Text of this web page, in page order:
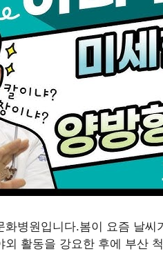
화병원입니다.봄이 요즘 날
활동을 강요한 후에 부산